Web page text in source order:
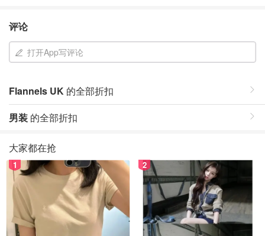
评论
打开App写评论
Flannels UK 的全部折扣
男装 的全部折扣
大家都在抢
1 2